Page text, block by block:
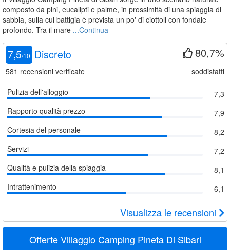
composto da pini, eucalipti e palme, in prossimità di una spiaggia di
sabbia, sulla cui battigia è prevista un po' di ciottoli con fondale
profondo. Tra il mare ...Continua
7,5/10 Discreto
581 recensioni verificate
80,7%
soddisfatti
Pulizia dell'alloggio
7,3
Rapporto qualità prezzo
7,9
Cortesia del personale
8,2
Servizi
7,2
Qualità e pulizia della spiaggia
8,1
Intrattenimento
6,1
Visualizza le recensioni
Offerte Villaggio Camping Pineta Di Sibari